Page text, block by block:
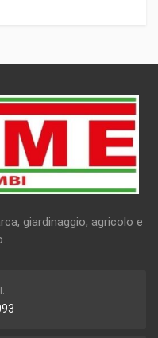
giardinaggio, agricolo e